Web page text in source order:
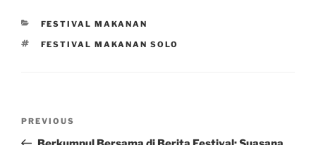
CATEGORIES
FESTIVAL MAKANAN
TAGS
FESTIVAL MAKANAN SOLO
Previous
Post
PREVIOUS